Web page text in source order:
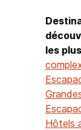
les
Hôtels